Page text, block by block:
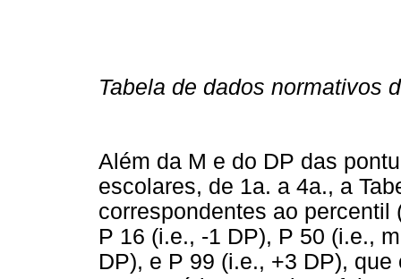
Tabela de dados normativos
Além da M e do DP das
escolares, de 1a. a 4a., a
correspondentes ao percentil
P 16 (i.e., -1 DP), P 50 (i.e.,
DP), e P 99 (i.e., +3 DP),